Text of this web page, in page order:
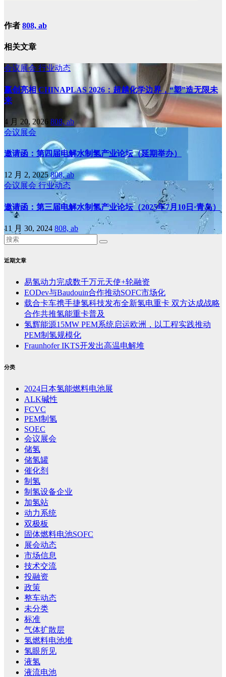
作者 808, ab
相关文章
会议展会 行业动态
赢创亮相 CHINAPLAS 2026：超越化学边界，“塑”造无限未
来
4 月 20, 2026 808, ab
会议展会
邀请函：第四届电解水制氢产业论坛（延期举办）
12 月 2, 2025808, ab
会议展会 行业动态
邀请函：第三届电解水制氢产业论坛（2025年7月10日·青岛）
11 月 30, 2024 808, ab
近期文章
易氢动力完成数千万元天使+轮融资
EODev与Baudouin合作推动SOFC市场化
载合卡车携手捷氢科技发布全新氢电重卡 双方达成战略
合作共推氢能重卡普及
氢辉能源15MW PEM系统启运欧洲，以工程实践推动
PEM制氢规模化
Fraunhofer IKTS开发出高温电解堆
分类
2024日本氢能燃料电池展
ALK碱性
FCVC
PEM制氢
SOEC
会议展会
储氢
储氢罐
催化剂
制氢
制氢设备企业
加氢站
动力系统
双极板
固体燃料电池SOFC
展会动态
市场信息
技术交流
投融资
政策
整车动态
未分类
标准
气体扩散层
氢燃料电池堆
氢眼所见
液氢
液流电池